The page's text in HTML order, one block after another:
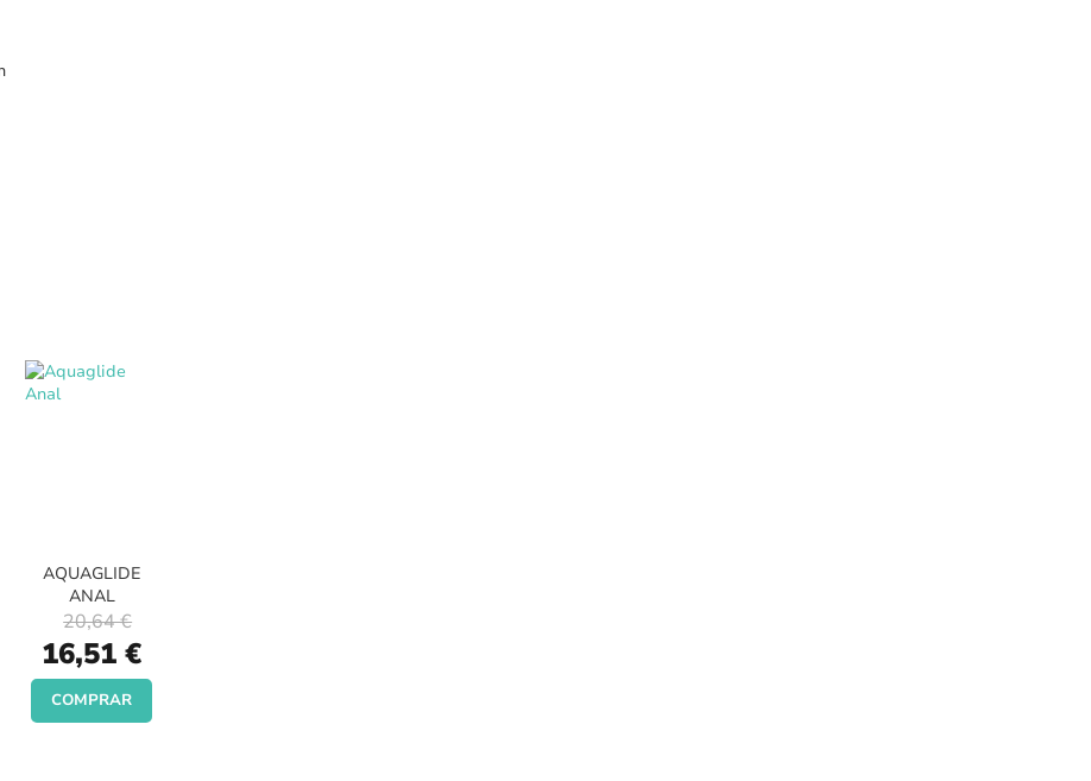
AQUAGLIDE
ANAL
Special
Price
16,51 €
20,64 €
COMPRAR